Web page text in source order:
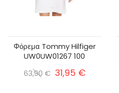
Φόρεμα Tommy Hilfiger
UW0UW01267 100
63,90 € 31,95 €